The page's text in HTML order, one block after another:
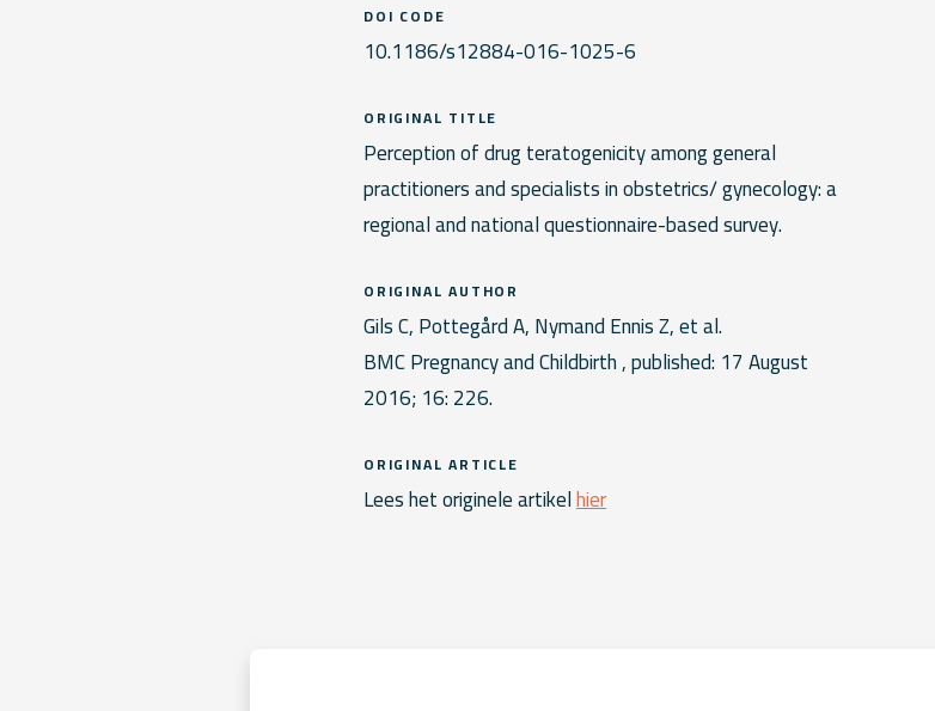
DOI CODE
10.1186/s12884-016-1025-6
ORIGINAL TITLE
Perception of drug teratogenicity among general
practitioners and specialists in obstetrics/ gynecology: a
regional and national questionnaire-based survey.
ORIGINAL AUTHOR
Gils C, Pottegård A, Nymand Ennis Z, et al.
BMC Pregnancy and Childbirth , published: 17 August
2016; 16: 226.
ORIGINAL ARTICLE
Lees het originele artikelhier